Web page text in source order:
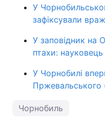
У
зафіксували
У заповідник на
птахи:
У Чорнобилі
Пржевальського
Чорнобиль